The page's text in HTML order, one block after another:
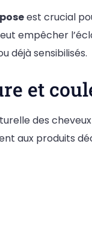
est crucial
empêcher
déjà sensibilisés.
et
des
aux produits